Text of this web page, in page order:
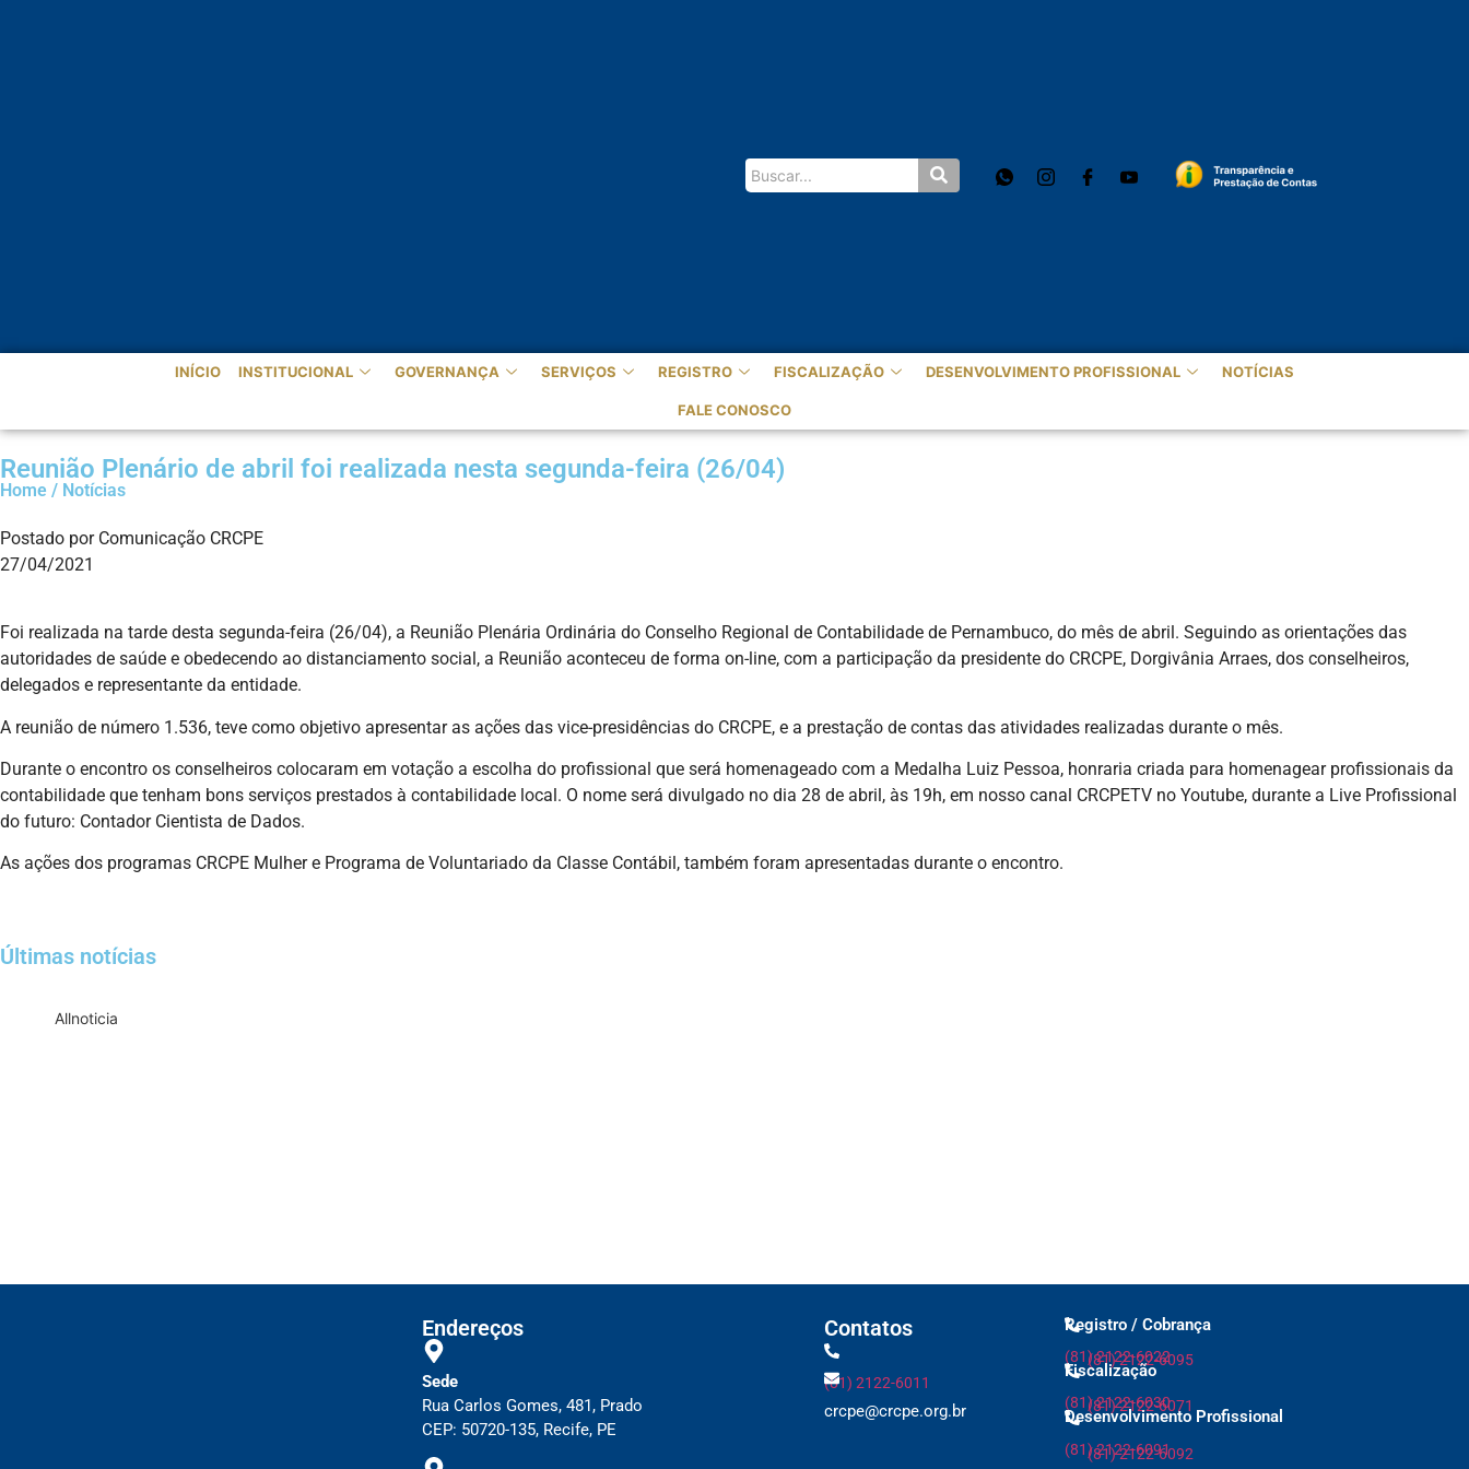
INÍCIO INSTITUCIONAL GOVERNANÇA SERVIÇOS REGISTRO FISCALIZAÇÃO DESENVOLVIMENTO PROFISSIONAL NOTÍCIAS
FALE CONOSCO
Reunião Plenário de abril foi realizada nesta segunda-feira (26/04)
Home / Notícias
Postado por Comunicação CRCPE
27/04/2021
Foi realizada na tarde desta segunda-feira (26/04), a Reunião Plenária Ordinária do Conselho Regional de Contabilidade de Pernambuco, do mês de abril. Seguindo as orientações das
autoridades de saúde e obedecendo ao distanciamento social, a Reunião aconteceu de forma on-line, com a participação da presidente do CRCPE, Dorgivânia Arraes, dos conselheiros,
delegados e representante da entidade.
A reunião de número 1.536, teve como objetivo apresentar as ações das vice-presidências do CRCPE, e a prestação de contas das atividades realizadas durante o mês.
Durante o encontro os conselheiros colocaram em votação a escolha do profissional que será homenageado com a Medalha Luiz Pessoa, honraria criada para homenagear profissionais da
contabilidade que tenham bons serviços prestados à contabilidade local. O nome será divulgado no dia 28 de abril, às 19h, em nosso canal CRCPETV no Youtube, durante a Live Profissional
do futuro: Contador Cientista de Dados.
As ações dos programas CRCPE Mulher e Programa de Voluntariado da Classe Contábil, também foram apresentadas durante o encontro.
Últimas notícias
Allnoticia
Endereços
Sede
Rua Carlos Gomes, 481, Prado
CEP: 50720-135, Recife, PE
Contatos
(81) 2122-6011
crcpe@crcpe.org.br
Registro / Cobrança
(81) 2122-6022
(81) 2122-6095
Fiscalização
(81) 2122-6030
(81) 2122-6071
Desenvolvimento Profissional
(81) 2122-6091
(81) 2122-6092